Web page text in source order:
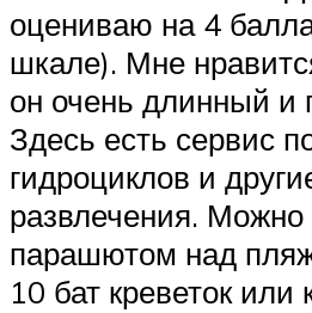
оцениваю на 4
шкале). Мне
он очень длинный и
Здесь есть сервис
гидроциклов и
развлечения. Можно
парашютом над
10 бат креветок или